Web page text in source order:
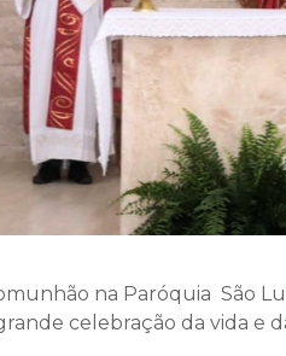
na Paróquia São
celebração da vida e